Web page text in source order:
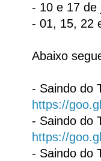
- 10 e 17 de
- 01, 15, 22
Abaixo
- Saindo do
https://
- Saindo do
https://
- Saindo do